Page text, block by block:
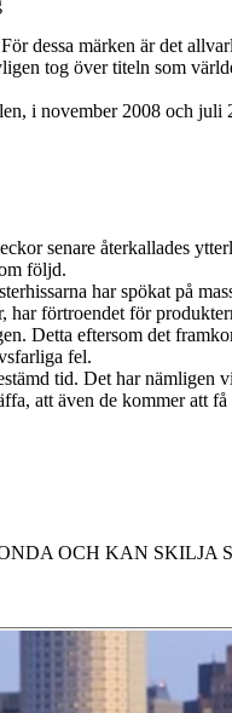
dessa märken är det
tog över titeln som
i november 2008 och
senare återkallades
följd.
har spökat på
förtroendet för
Detta eftersom det
fel.
tid. Det har nämligen
att även de kommer att
OCH KAN SKILJA